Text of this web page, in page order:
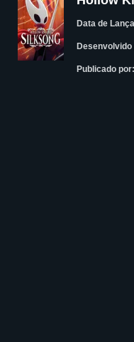
Data de
Desenvolvido
Publicado por: